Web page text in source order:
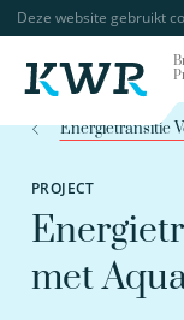
Deze website gebruikt
Energietransitie
PROJECT
met